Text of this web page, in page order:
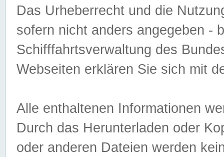
Das Urheberrecht und die
sofern nicht anders angegeben -
Schifffahrtsverwaltung des
Webseiten erklären Sie sich mit
Alle enthaltenen Informationen
Durch das Herunterladen oder
oder anderen Dateien werden